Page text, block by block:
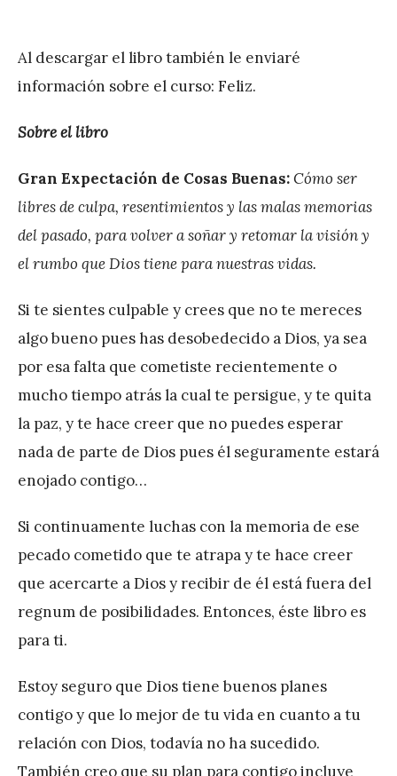
Al descargar el libro también le enviaré
información sobre el curso: Feliz.
Sobre el libro
Gran Expectación de Cosas Buenas:Cómo ser
libres de culpa, resentimientos y las malas memorias
del pasado, para volver a soñar y retomar la visión y
el rumbo que Dios tiene para nuestras vidas.
Si te sientes culpable y crees que no te mereces
algo bueno pues has desobedecido a Dios, ya sea
por esa falta que cometiste recientemente o
mucho tiempo atrás la cual te persigue, y te quita
la paz, y te hace creer que no puedes esperar
nada de parte de Dios pues él seguramente estará
enojado contigo…
Si continuamente luchas con la memoria de ese
pecado cometido que te atrapa y te hace creer
que acercarte a Dios y recibir de él está fuera del
regnum de posibilidades. Entonces, éste libro es
para ti.
Estoy seguro que Dios tiene buenos planes
contigo y que lo mejor de tu vida en cuanto a tu
relación con Dios, todavía no ha sucedido.
También creo que su plan para contigo incluye